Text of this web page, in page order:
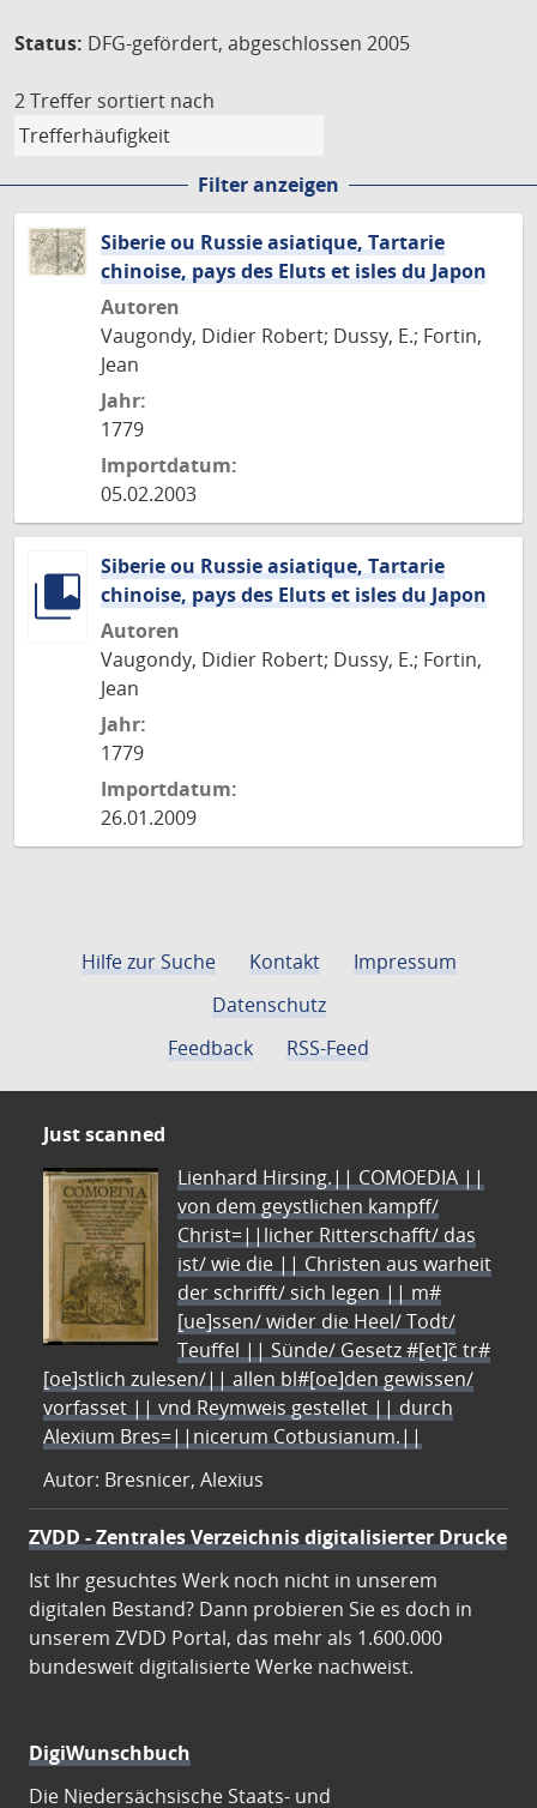
Status: DFG-gefördert, abgeschlossen 2005
2 Treffer sortiert nach
Filter anzeigen
Siberie ou Russie asiatique, Tartarie
chinoise, pays des Eluts et isles du Japon
Autoren
Vaugondy, Didier Robert; Dussy, E.; Fortin,
Jean
Jahr:
1779
Importdatum:
05.02.2003
Siberie ou Russie asiatique, Tartarie
chinoise, pays des Eluts et isles du Japon
Autoren
Vaugondy, Didier Robert; Dussy, E.; Fortin,
Jean
Jahr:
1779
Importdatum:
26.01.2009
Hilfe zur Suche Kontakt
Impressum
Datenschutz
Feedback
RSS-Feed
Just scanned
Lienhard Hirsing.|| COMOEDIA ||
von dem geystlichen kampff/
Christ=||licher Ritterschafft/ das
ist/ wie die || Christen aus warheit
der schrifft/ sich legen || m#
[ue]ssen/ wider die Heel/ Todt/
Teuffel || Sünde/ Gesetz #[et]c̃ tr#
[oe]stlich zulesen/|| allen bl#[oe]den gewissen/
vorfasset || vnd Reymweis gestellet || durch
Alexium Bres=||nicerum Cotbusianum.||
Autor: Bresnicer, Alexius
ZVDD - Zentrales Verzeichnis digitalisierter Drucke
Ist Ihr gesuchtes Werk noch nicht in unserem
digitalen Bestand? Dann probieren Sie es doch in
unserem ZVDD Portal, das mehr als 1.600.000
bundesweit digitalisierte Werke nachweist.
DigiWunschbuch
Die Niedersächsische Staats- und